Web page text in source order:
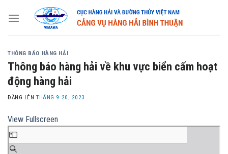
THÔNG BÁO HÀNG HẢI
Thông báo hàng hải về khu vực biển cấm hoạt
động hàng hải
ĐĂNG LÊNTHÁNG 9 20, 2023
View Fullscreen